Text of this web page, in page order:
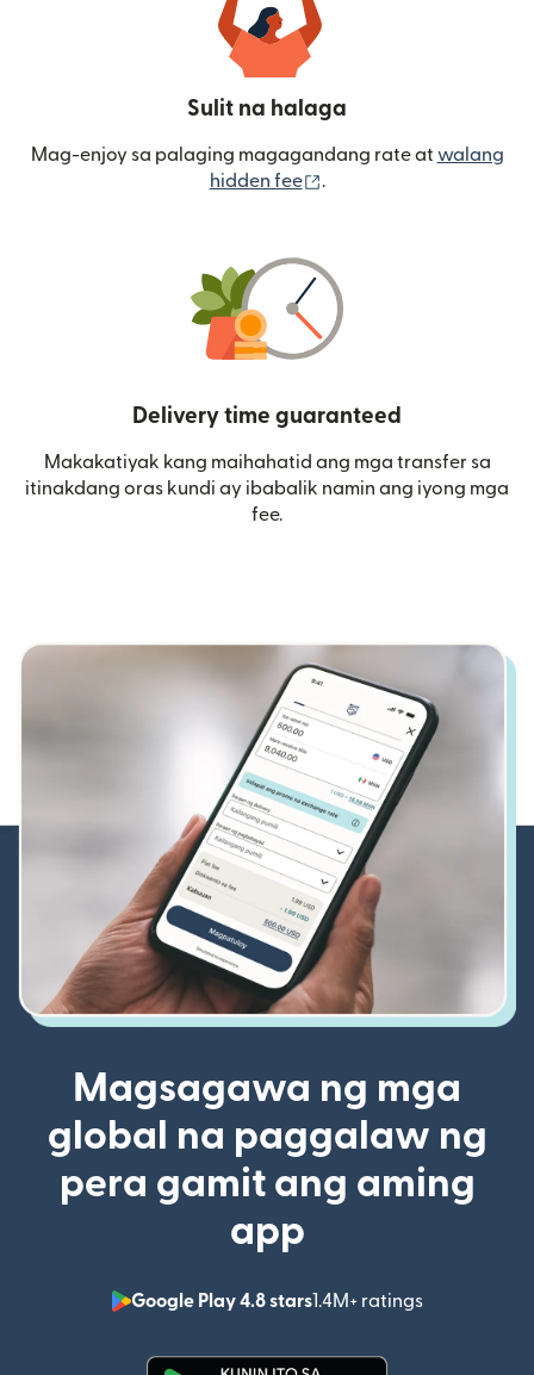
Sulit na halaga
Mag-enjoy sa palaging magagandang rate at walang
hidden fee
.
Delivery time guaranteed
Makakatiyak kang maihahatid ang mga transfer sa
itinakdang oras kundi ay ibabalik namin ang iyong mga
fee.
Magsagawa ng mga
global na paggalaw ng
pera gamit ang aming
app
Google Play 4.8 stars1.4M+ ratings
(bubukas